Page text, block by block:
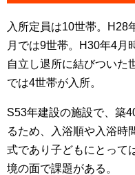
入所定員は10世帯。H28
月では9世帯。H30年4月
自立し退所に結びついた
では4世帯が入所。
S53年建設の施設で、築
るため、入浴順や入浴時
式であり子どもにとって
境の面で課題がある。